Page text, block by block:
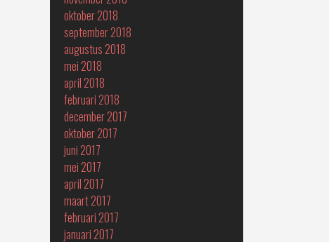
oktober 2018
september 2018
augustus 2018
mei 2018
april 2018
februari 2018
december 2017
oktober 2017
juni 2017
mei 2017
april 2017
maart 2017
februari 2017
januari 2017